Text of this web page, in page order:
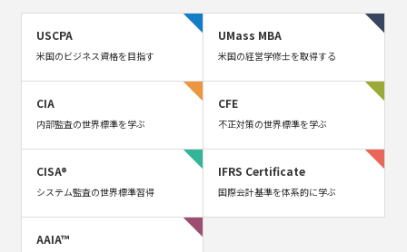
USCPA
米国のビジネス資格を目指す
UMass MBA
米国の経営学修士を取得する
CIA
内部監査の世界標準を学ぶ
CFE
不正対策の世界標準を学ぶ
CISA®
システム監査の世界標準習得
IFRS Certificate
国際会計基準を体系的に学ぶ
AAIA™